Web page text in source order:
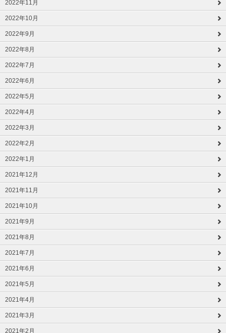
2022年11月
2022年10月
2022年9月
2022年8月
2022年7月
2022年6月
2022年5月
2022年4月
2022年3月
2022年2月
2022年1月
2021年12月
2021年11月
2021年10月
2021年9月
2021年8月
2021年7月
2021年6月
2021年5月
2021年4月
2021年3月
2021年2月